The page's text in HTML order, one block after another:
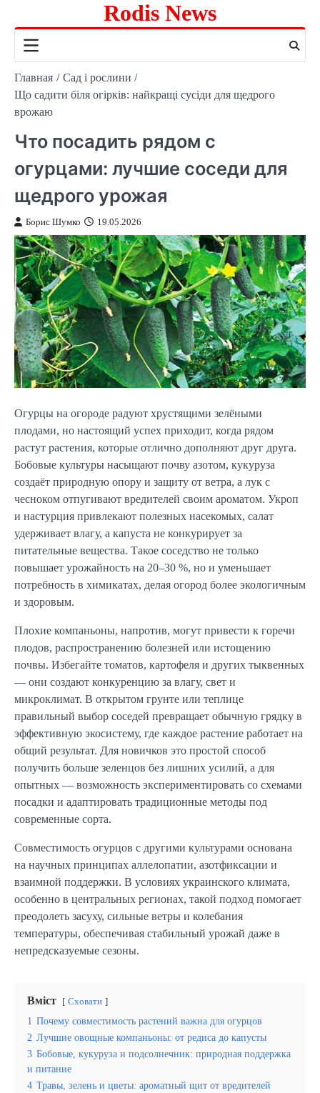
содержимому
Rodis News
Главная
Сад і рослини
Що садити біля огірків: найкращі сусіди для щедрого
врожаю
Что посадить рядом с
огурцами: лучшие соседи для
щедрого урожая
Борис Шумко 19.05.2026
Огурцы на огороде радуют хрустящими зелёными
плодами, но настоящий успех приходит, когда рядом
растут растения, которые отлично дополняют друг друга.
Бобовые культуры насыщают почву азотом, кукуруза
создаёт природную опору и защиту от ветра, а лук с
чесноком отпугивают вредителей своим ароматом. Укроп
и настурция привлекают полезных насекомых, салат
удерживает влагу, а капуста не конкурирует за
питательные вещества. Такое соседство не только
повышает урожайность на 20–30 %, но и уменьшает
потребность в химикатах, делая огород более экологичным
и здоровым.
Плохие компаньоны, напротив, могут привести к горечи
плодов, распространению болезней или истощению
почвы. Избегайте томатов, картофеля и других тыквенных
— они создают конкуренцию за влагу, свет и
микроклимат. В открытом грунте или теплице
правильный выбор соседей превращает обычную грядку в
эффективную экосистему, где каждое растение работает на
общий результат. Для новичков это простой способ
получить больше зеленцов без лишних усилий, а для
опытных — возможность экспериментировать со схемами
посадки и адаптировать традиционные методы под
современные сорта.
Совместимость огурцов с другими культурами основана
на научных принципах аллелопатии, азотфиксации и
взаимной поддержки. В условиях украинского климата,
особенно в центральных регионах, такой подход помогает
преодолеть засуху, сильные ветры и колебания
температуры, обеспечивая стабильный урожай даже в
непредсказуемые сезоны.
Вміст Сховати
1 Почему совместимость растений важна для огурцов
2 Лучшие овощные компаньоны: от редиса до капусты
3 Бобовые, кукуруза и подсолнечник: природная поддержка
и питание
4 Травы, зелень и цветы: ароматный щит от вредителей